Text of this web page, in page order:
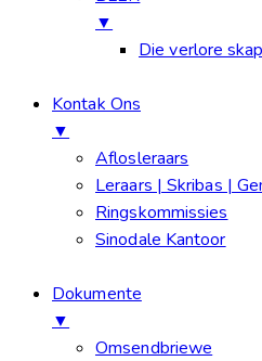
▼
Die verlore
Kontak Ons
▼
Aflosleraars
Leraars | Skribas |
Ringskommissies
Sinodale Kantoor
Dokumente
▼
Omsendbriewe